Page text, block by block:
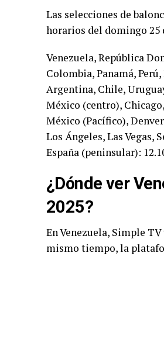
Las selecciones de
horarios del domingo 25
Venezuela, República
Colombia, Panamá,
Argentina, Chile,
México (centro),
México (Pacífico),
Los Ángeles, Las Vegas,
España (peninsular):
¿Dónde ver
2025?
En Venezuela, Simple TV
mismo tiempo, la